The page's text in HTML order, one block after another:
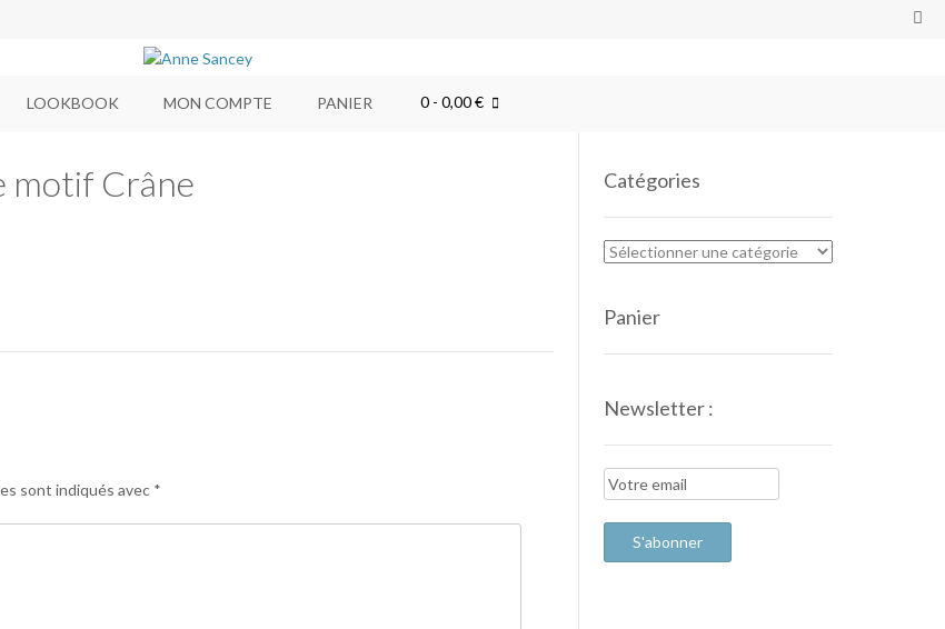
LOOKBOOK MON COMPTE PANIER 0- 0,00 €
motif Crâne
sont indiqués avec *
Catégories
Panier
Newsletter :